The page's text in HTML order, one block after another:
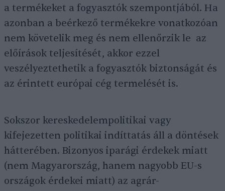
a termékeket a fogyasztók szempontjából. Ha
azonban a beérkező termékekre vonatkozóan
nem követelik meg és nem ellenőrzik le az
előírások teljesítését, akkor ezzel
veszélyeztethetik a fogyasztók biztonságát és
az érintett európai cég termelését is.
Sokszor kereskedelempolitikai vagy
kifejezetten politikai indíttatás áll a döntések
hátterében. Bizonyos iparági érdekek miatt
(nem Magyarország, hanem nagyobb EU-s
országok érdekei miatt) az agrár-